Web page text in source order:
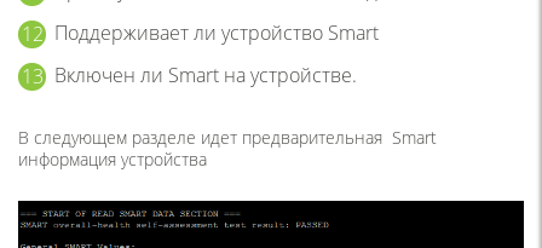
Поддерживает ли устройство Smart
Включен ли Smart на устройстве.
В следующем разделе идет предварительная Smart
информация устройства